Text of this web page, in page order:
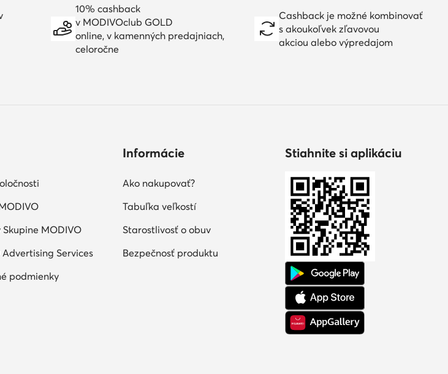
10% cashback
v MODIVOclub GOLD
online, v kamenných predajniach,
celoročne
Cashback je možné kombinovať
s akoukoľvek zľavovou
akciou alebo výpredajom
MODIVO
Advertising Services
podmienky
Informácie
Ako nakupovať?
Tabuľka veľkostí
Starostlivosť o obuv
Bezpečnosť produktu
Stiahnite si aplikáciu